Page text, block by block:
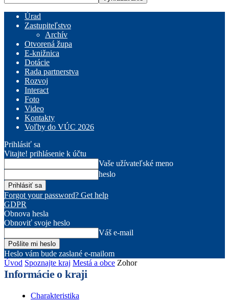
Úrad
Zastupiteľstvo
Archív
Otvorená župa
E-knižnica
Dotácie
Rada partnerstva
Rozvoj
Interact
Foto
Video
Kontakty
Voľby do VÚC 2026
Prihlásiť sa
Vitajte! prihlásenie k účtu
Vaše užívateľské meno
heslo
Forgot your password? Get help
GDPR
Obnova hesla
Obnoviť svoje heslo
Váš e-mail
Heslo vám bude zaslané e-mailom
Úvod Spoznajte kraj Mestá a obce Zohor
Informácie o kraji
Charakteristika